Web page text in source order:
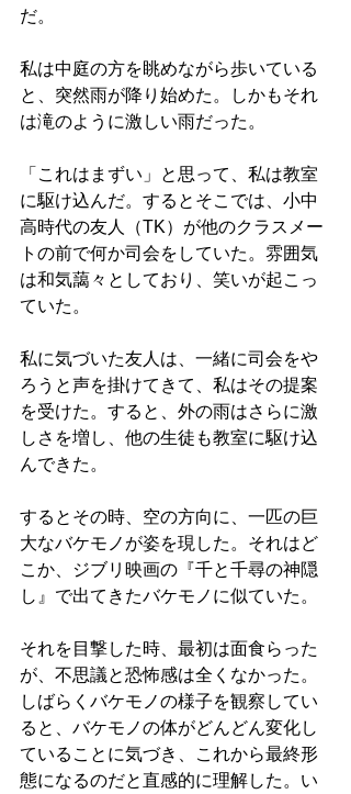
だ。
私は中庭の方を眺めながら歩いている
と、突然雨が降り始めた。しかもそれ
は滝のように激しい雨だった。
「これはまずい」と思って、私は教室
に駆け込んだ。するとそこでは、小中
高時代の友人（TK）が他のクラスメー
トの前で何か司会をしていた。雰囲気
は和気藹々としており、笑いが起こっ
ていた。
私に気づいた友人は、一緒に司会をや
ろうと声を掛けてきて、私はその提案
を受けた。すると、外の雨はさらに激
しさを増し、他の生徒も教室に駆け込
んできた。
するとその時、空の方向に、一匹の巨
大なバケモノが姿を現した。それはど
こか、ジブリ映画の『千と千尋の神隠
し』で出てきたバケモノに似ていた。
それを目撃した時、最初は面食らった
が、不思議と恐怖感は全くなかった。
しばらくバケモノの様子を観察してい
ると、バケモノの体がどんどん変化し
ていることに気づき、これから最終形
態になるのだと直感的に理解した。い